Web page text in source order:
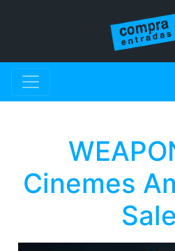
Cinemes